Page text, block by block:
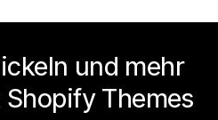
und mehr
Themes